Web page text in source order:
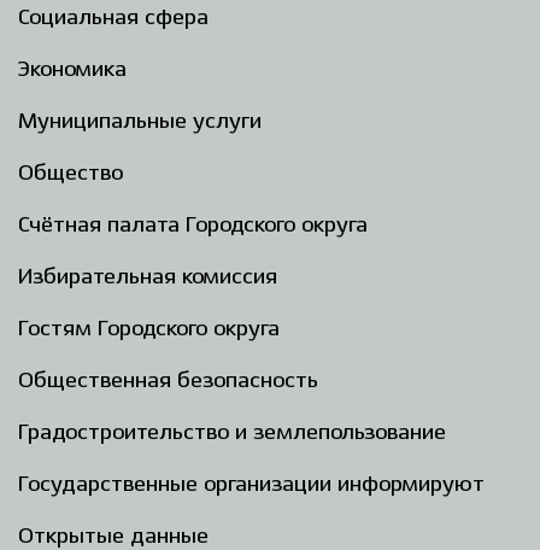
Социальная сфера
Экономика
Муниципальные услуги
Общество
Счётная палата Городского округа
Избирательная комиссия
Гостям Городского округа
Общественная безопасность
Градостроительство и землепользование
Государственные организации информируют
Открытые данные